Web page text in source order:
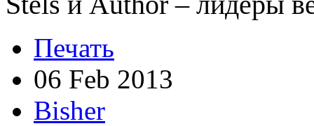
Печать
06 Feb 2013
Bisher